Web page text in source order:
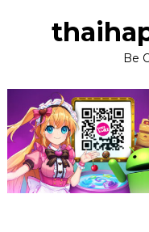
Be